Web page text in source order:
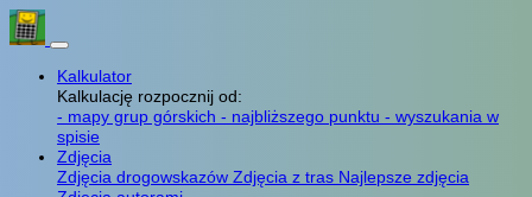
Kalkulator
Kalkulację rozpocznij od:
- mapy grup górskich - najbliższego punktu - wyszukania w
spisie
Zdjęcia
Zdjęcia drogowskazów Zdjęcia z tras Najlepsze zdjęcia